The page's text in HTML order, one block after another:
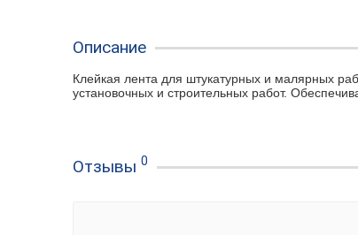
Описание
Клейкая лента для штукатурных и малярных
установочных и строительных работ.
Отзывы0